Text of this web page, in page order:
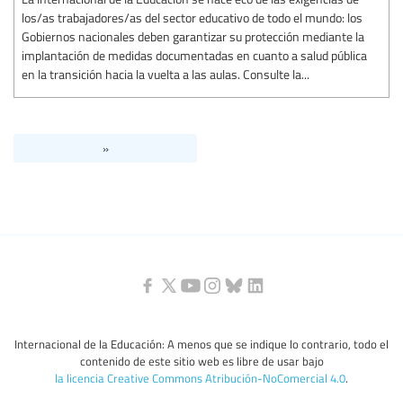
los/as trabajadores/as del sector educativo de todo el mundo: los
Gobiernos nacionales deben garantizar su protección mediante la
implantación de medidas documentadas en cuanto a salud pública
en la transición hacia la vuelta a las aulas. Consulte la...
»
Internacional de la Educación: A menos que se indique lo contrario, todo el
contenido de este sitio web es libre de usar bajo
la licencia Creative Commons Atribución-NoComercial 4.0.